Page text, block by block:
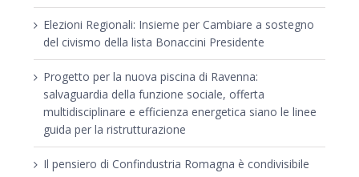
Elezioni Regionali: Insieme per Cambiare a sostegno
del civismo della lista Bonaccini Presidente
Progetto per la nuova piscina di Ravenna:
salvaguardia della funzione sociale, offerta
multidisciplinare e efficienza energetica siano le linee
guida per la ristrutturazione
Il pensiero di Confindustria Romagna è condivisibile